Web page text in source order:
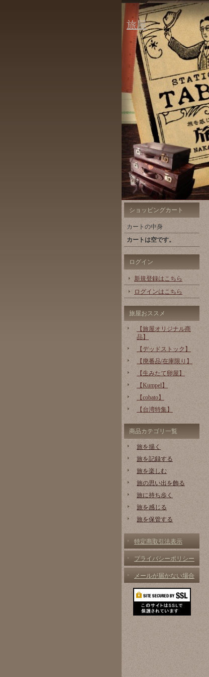
旅屋
ショッピングカート
カートの中身
カートは空です。
ログイン
新規登録はこちら
ログインはこちら
旅屋おススメ
【旅屋オリジナル商
品】
【デッドストック】
【廃番品/在庫限り】
【生みたて卵屋】
【Kumpel】
【cobato】
【台湾特集】
商品カテゴリ一覧
旅を描く
旅を記録する
旅を楽しむ
旅の思い出を飾る
旅に持ち歩く
旅を感じる
旅を保管する
特定商取引法表示
プライバシーポリシー
メールが届かない場合